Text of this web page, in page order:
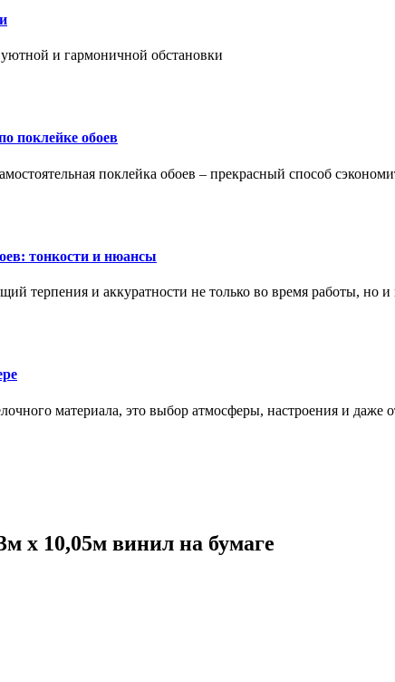
и гармоничной обстановки
поклейке обоев
поклейка обоев – прекрасный способ
тонкости и нюансы
терпения и аккуратности не только во время работы, но и
материала, это выбор атмосферы, настроения и даже
x 10,05м винил на бумаге